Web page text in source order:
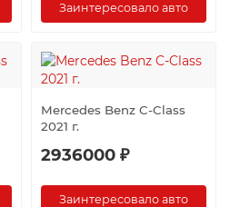
Заинтересовало авто
Mercedes Benz C-Class
2021 г.
2936000 ₽
Заинтересовало авто